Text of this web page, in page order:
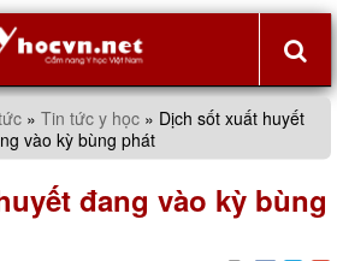
» Tin tức y học » Dịch sốt xuất huyết
vào kỳ bùng phát
đang vào kỳ bùng